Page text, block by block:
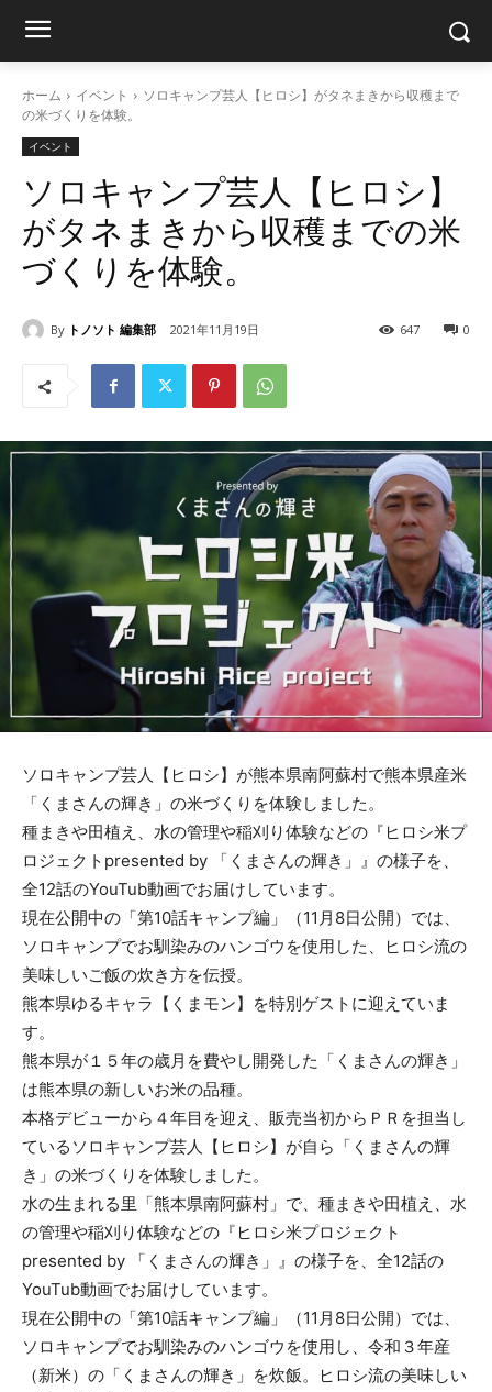
ホーム イベント
ソロキャンプ芸人【ヒロシ】がタネまきから収穫まで
の米づくりを体験。
イベント
ソロキャンプ芸人【ヒロシ】
がタネまきから収穫までの米
づくりを体験。
By トノソト 編集部 2021年11月19日 0
647
ソロキャンプ芸人【ヒロシ】が熊本県南阿蘇村で熊本県産米
「くまさんの輝き」の米づくりを体験しました。
種まきや田植え、水の管理や稲刈り体験などの『ヒロシ米プ
ロジェクトpresented by 「くまさんの輝き」』の様子を、
全12話のYouTub動画でお届けしています。
現在公開中の「第10話キャンプ編」（11月8日公開）では、
ソロキャンプでお馴染みのハンゴウを使用した、ヒロシ流の
美味しいご飯の炊き方を伝授。
熊本県ゆるキャラ【くまモン】を特別ゲストに迎えていま
す。
熊本県が１５年の歳月を費やし開発した「くまさんの輝き」
は熊本県の新しいお米の品種。
本格デビューから４年目を迎え、販売当初からＰＲを担当し
ているソロキャンプ芸人【ヒロシ】が自ら「くまさんの輝
き」の米づくりを体験しました。
水の生まれる里「熊本県南阿蘇村」で、種まきや田植え、水
の管理や稲刈り体験などの『ヒロシ米プロジェクト
presented by 「くまさんの輝き」』の様子を、全12話の
YouTub動画でお届けしています。
現在公開中の「第10話キャンプ編」（11月8日公開）では、
ソロキャンプでお馴染みのハンゴウを使用し、令和３年産
（新米）の「くまさんの輝き」を炊飯。ヒロシ流の美味しい